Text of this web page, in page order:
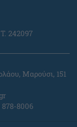
242097
Μαρούσι, 151
878-8006